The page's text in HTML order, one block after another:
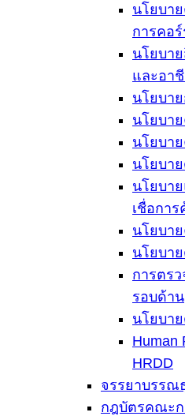
นโยบา
การคอ
นโยบา
และอา
นโยบา
นโยบา
นโยบา
นโยบา
นโยบา
เชื่อการ
นโยบา
นโยบา
การตร
รอบด้าน
นโยบา
Human
HRDD
จรรยาบรรณ
กฎบัตรคณะก